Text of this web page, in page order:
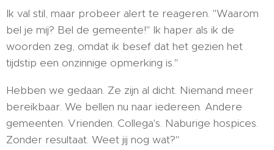
Ik val stil, maar probeer alert te reageren. "Waarom
bel je mij? Bel de gemeente!" Ik haper als ik de
woorden zeg, omdat ik besef dat het gezien het
tijdstip een onzinnige opmerking is."
Hebben we gedaan. Ze zijn al dicht. Niemand meer
bereikbaar. We bellen nu naar iedereen. Andere
gemeenten. Vrienden. Collega's. Naburige hospices.
Zonder resultaat. Weet jij nog wat?"